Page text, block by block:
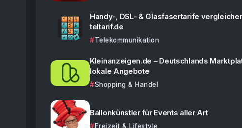
Handy-, DSL- & Glasfasertarife
teltarif.de
Telekommunikation
Kleinanzeigen.de – Deutschlands
lokale Angebote
Shopping & Handel
Ballonkünstler für Events aller Art
Freizeit & Lifestyle